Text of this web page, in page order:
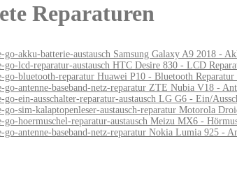
Reparaturen
Samsung Galaxy A9 2018 -
HTC Desire 830 - LCD
Huawei P10 - Bluetooth Reparatur
ZTE Nubia V18 -
LG G6 - Ein/
Motorola
Meizu MX6 -
Nokia Lumia 925 -